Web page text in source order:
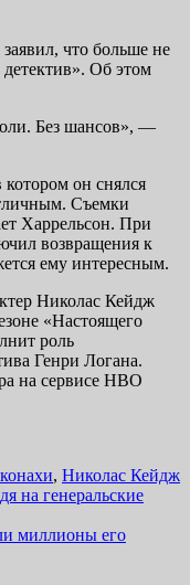
что больше не
Об этом
Без шансов», —
он снялся
Съемки
Харрельсон. При
возвращения к
ему интересным.
Николас Кейдж
«Настоящего
роль
Генри Логана.
на сервисе HBO
, Николас Кейдж
на генеральские
миллионы его